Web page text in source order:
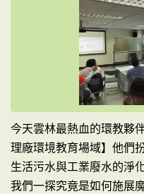
今天雲林最熱血的環教夥
理廠環境教育場域】他們
生活污水與工業廢水的淨
我們一探究竟是如何施展